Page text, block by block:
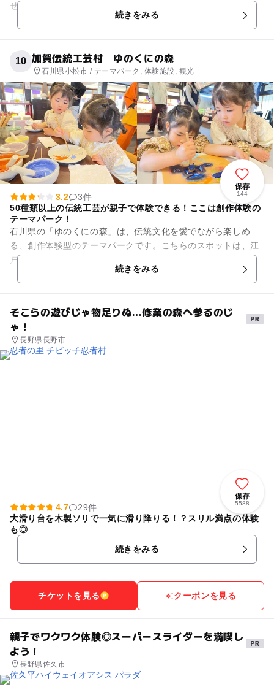
せん。世界のサンタクロースコレクションが集められた館内に
一歩足を踏み入れると、そこ...続きをみる
10 加賀伝統工芸村 ゆのくにの森
石川県小松市 / テーマパーク, 体験施設, 観光
保存
144
3.2
3件
50種類以上の伝統工芸が親子で体験できる！ここは創作体験の
テーマパーク！
石川県の「ゆのくにの森」は、伝統文化を愛でながら楽しめ
る、創作体験型のテーマパークです。こちらのスポットは、江
戸・明治時代の風情あふれる茅葺き屋根の古民家で、北陸の伝
統工芸を見学したり体験したり...
続きをみる
そこらの遊びじゃ物足りぬ…修業の森へ参るのじ
ゃ！
長野県長野市
保存
5588
4.7
29件
大滑り台を木製ソリで一気に滑り降りる！？スリル満点の体験
も◎
続きをみる
チケットを見る クーポンを見る
親子でワクワク体験◎スーパースライダーを満喫し
よう！
長野県佐久市